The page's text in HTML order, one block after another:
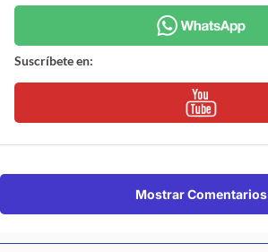
Suscríbete en:
Mostrar Comentarios